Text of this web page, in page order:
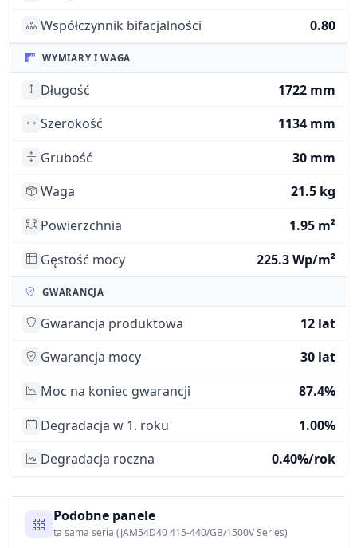
Współczynnik bifacjalności
0.80
WYMIARY I WAGA
Długość
1722 mm
Szerokość
1134 mm
Grubość
30 mm
Waga
21.5 kg
Powierzchnia
1.95 m²
Gęstość mocy
225.3 Wp/m²
GWARANCJA
Gwarancja produktowa
12 lat
Gwarancja mocy
30 lat
Moc na koniec gwarancji
87.4%
Degradacja w 1. roku
1.00%
Degradacja roczna
0.40%/rok
Podobne panele
ta sama seria (JAM54D40 415-440/GB/1500V Series)